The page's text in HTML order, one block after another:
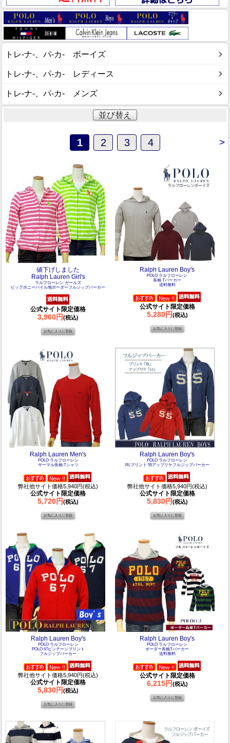
トレ-ナ-、パ-カ- ボーイズ
トレ-ナ-、パ-カ- レディース
トレ-ナ-、パ-カ- メンズ
並び替え
>
1 2 3 4
値下げしました
Ralph Lauren Girl's
ラルフローレン ガールズ
ビッグポニーパイル地ボーダーフルジップパーカー
公式サイト限定価格
3,960円(税込)
Ralph Lauren Boy's
POLO ラルフローレン
長袖 Tパーカー
送料無料
公式サイト限定価格
5,280円(税込)
Ralph Lauren Men's
POLO ラルフローレン
サーマル長袖 Tシャツ
弊社他サイト価格5,940円(税込)
公式サイト限定価格
5,720円(税込)
Ralph Lauren Boy's
POLO ラルフローレン
RLプリント 55アップリケフルジップパーカー
弊社他サイト価格5,940円(税込)
公式サイト限定価格
5,830円(税込)
Ralph Lauren Boy's
POLO ラルフローレン
POLO 67ビンテージプリント
フルジップパーカー
弊社他サイト価格5,940円(税込)
公式サイト限定価格
5,830円(税込)
Ralph Lauren Boy's
POLO ラルフローレン
ボーダー長袖Tパーカー
送料無料
公式サイト限定価格
6,215円(税込)